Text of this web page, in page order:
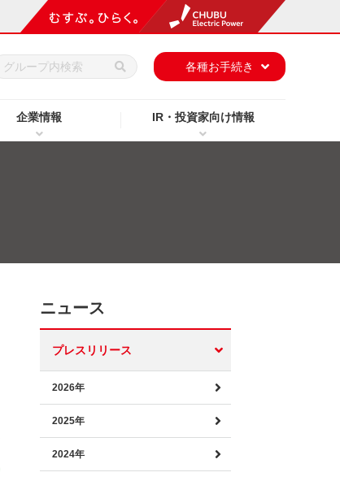
企業情報 IR・投資家向け情報
各種お手続き
ニュース
プレスリリース
2026年
2025年
2024年